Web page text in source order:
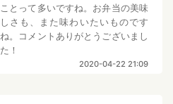
ことって多いですね。お弁当の美味
しさも、また味わいたいものです
ね。コメントありがとうございまし
た！
2020-04-22 21:09